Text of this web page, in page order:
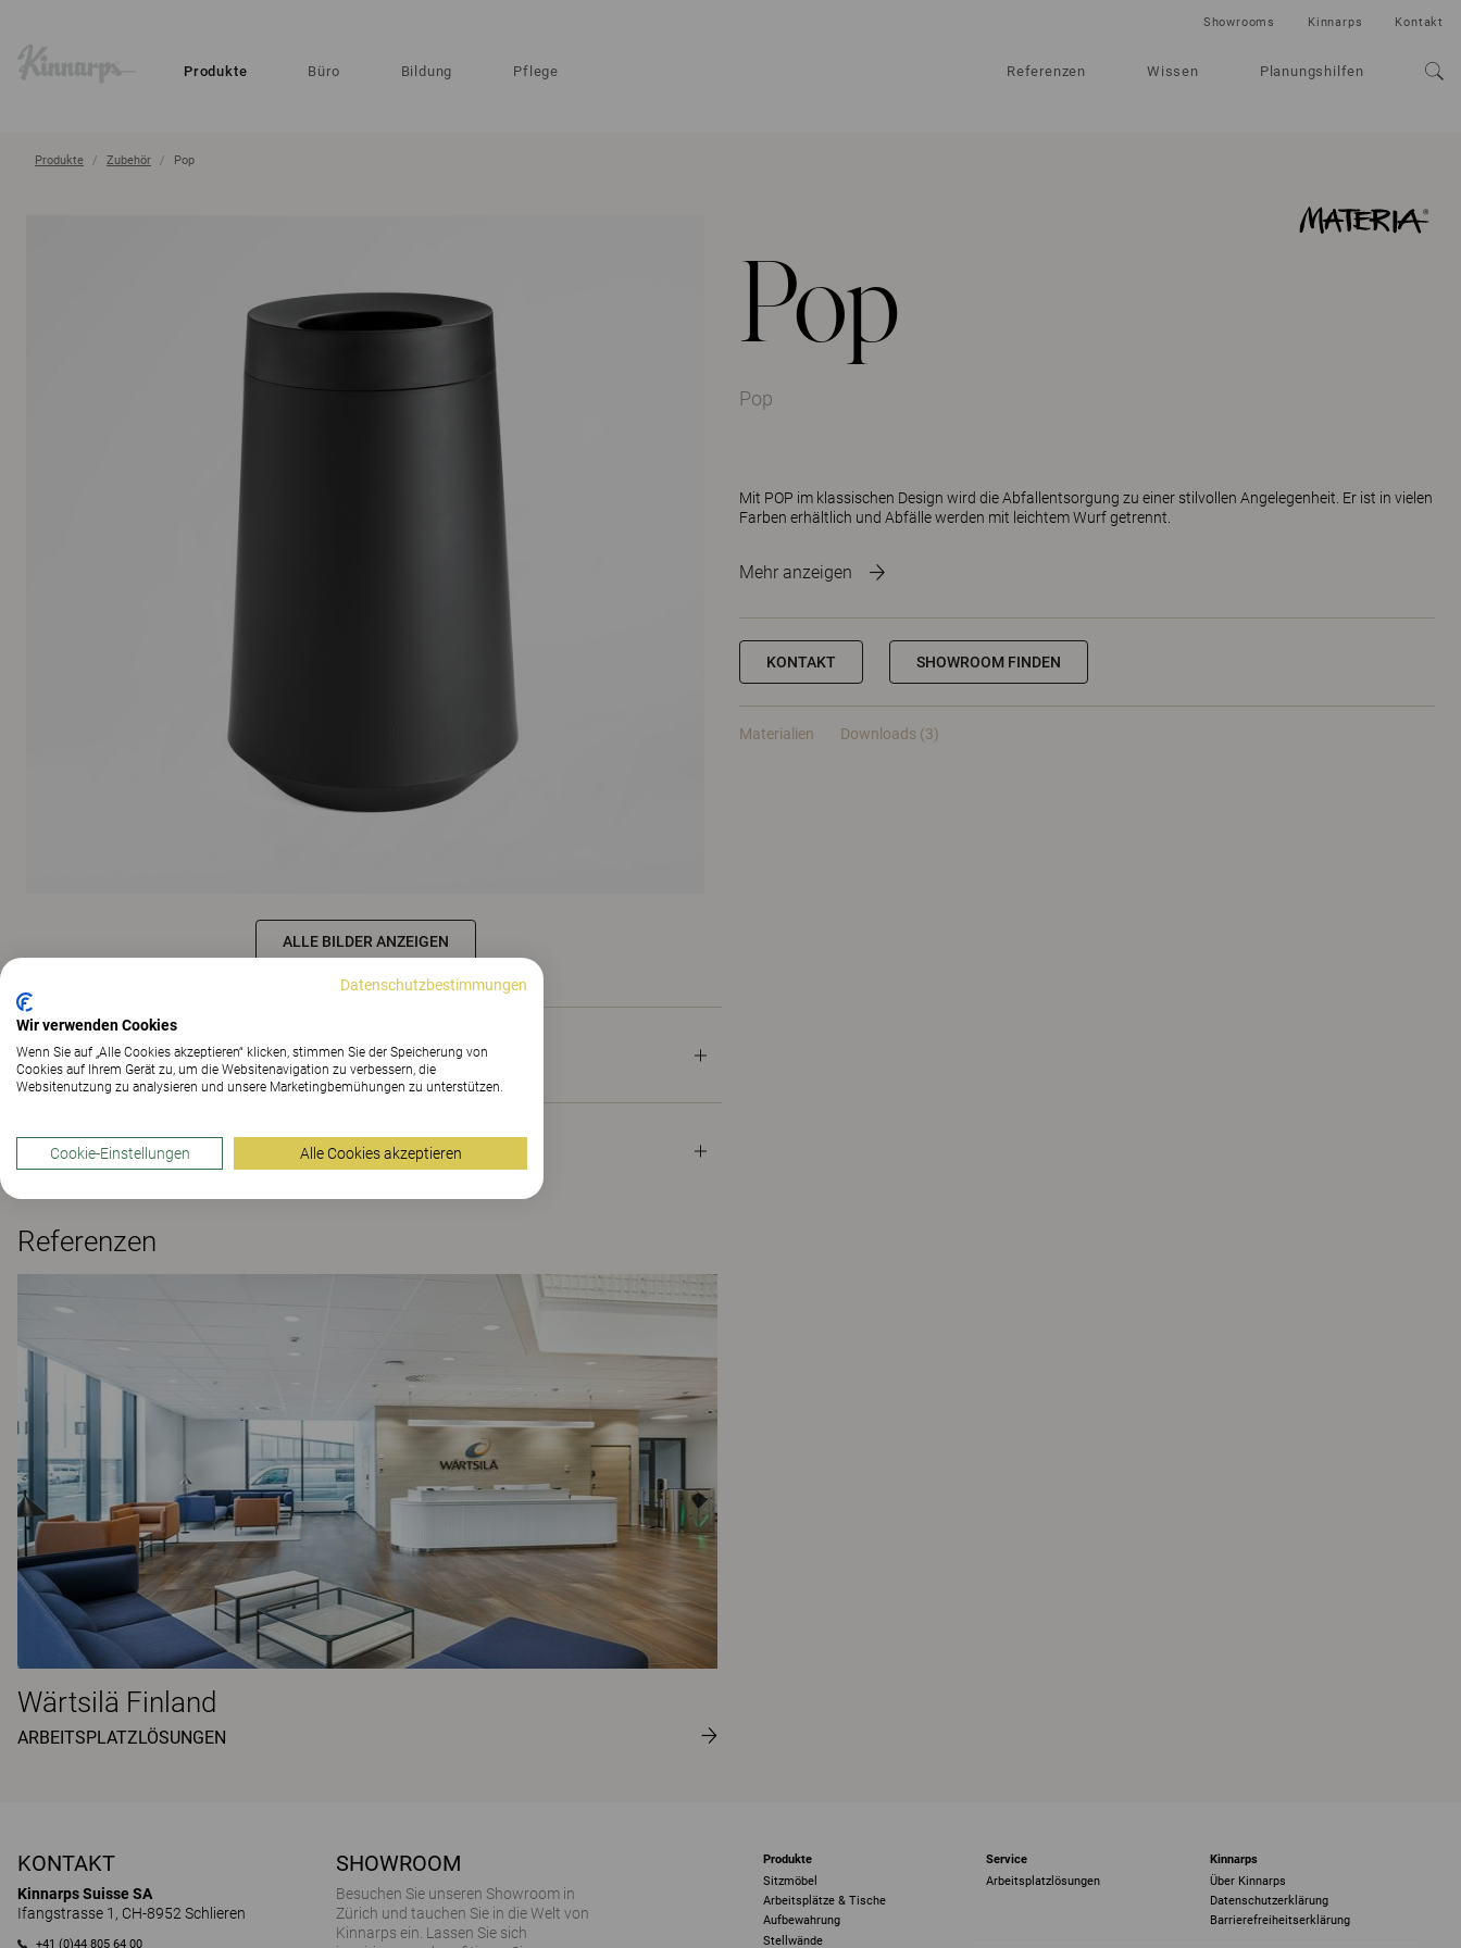
Produkte Büro Bildung Pflege Referenzen Wissen Planungshilfen
Showrooms Kinnarps Kontakt
Produkte Zubehör Pop
Pop
Pop
Mit POP im klassischen Design wird die Abfallentsorgung zu einer stilvollen Angelegenheit. Er ist in vielen
Farben erhältlich und Abfälle werden mit leichtem Wurf getrennt.
Mehr anzeigen
KONTAKT SHOWROOM FINDEN
Materialien Downloads (3)
ALLE BILDER ANZEIGEN
Materialien
Downloads (3)
Referenzen
Wärtsilä Finland
ARBEITSPLATZLÖSUNGEN
KONTAKT
Kinnarps Suisse SA
Ifangstrasse 1, CH-8952 Schlieren
+41 (0)44 805 64 00
SHOWROOM
Besuchen Sie unseren Showroom in
Zürich und tauchen Sie in die Welt von
Kinnarps ein. Lassen Sie sich
Produkte
Sitzmöbel
Arbeitsplätze & Tische
Aufbewahrung
Stellwände
Service
Arbeitsplatzlösungen
Kinnarps
Über Kinnarps
Datenschutzerklärung
Barrierefreiheits­erklärung
Datenschutzbestimmungen
Wir verwenden Cookies
Wenn Sie auf „Alle Cookies akzeptieren“ klicken, stimmen Sie der Speicherung von
Cookies auf Ihrem Gerät zu, um die Websitenavigation zu verbessern, die
Websitenutzung zu analysieren und unsere Marketingbemühungen zu unterstützen.
Cookie-Einstellungen Alle Cookies akzeptieren